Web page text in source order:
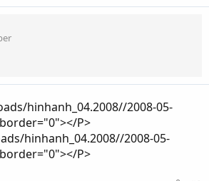
hinhanh_04.2008//2008-05-
P>
hinhanh_04.2008//2008-05-
P>